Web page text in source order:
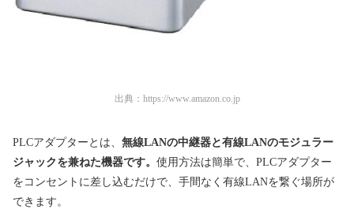
出典： https://www.amazon.co.jp
PLCアダプターとは、 無線LANの中継器と有線LANのモジュラー
ジャックを兼ねた機器です。 使用方法は簡単で、PLCアダプター
をコンセントに差し込むだけで、手間なく有線LANを繋ぐ場所が
できます。